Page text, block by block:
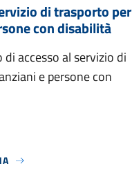
di trasporto per
con disabilità
accesso al servizio di
e persone con